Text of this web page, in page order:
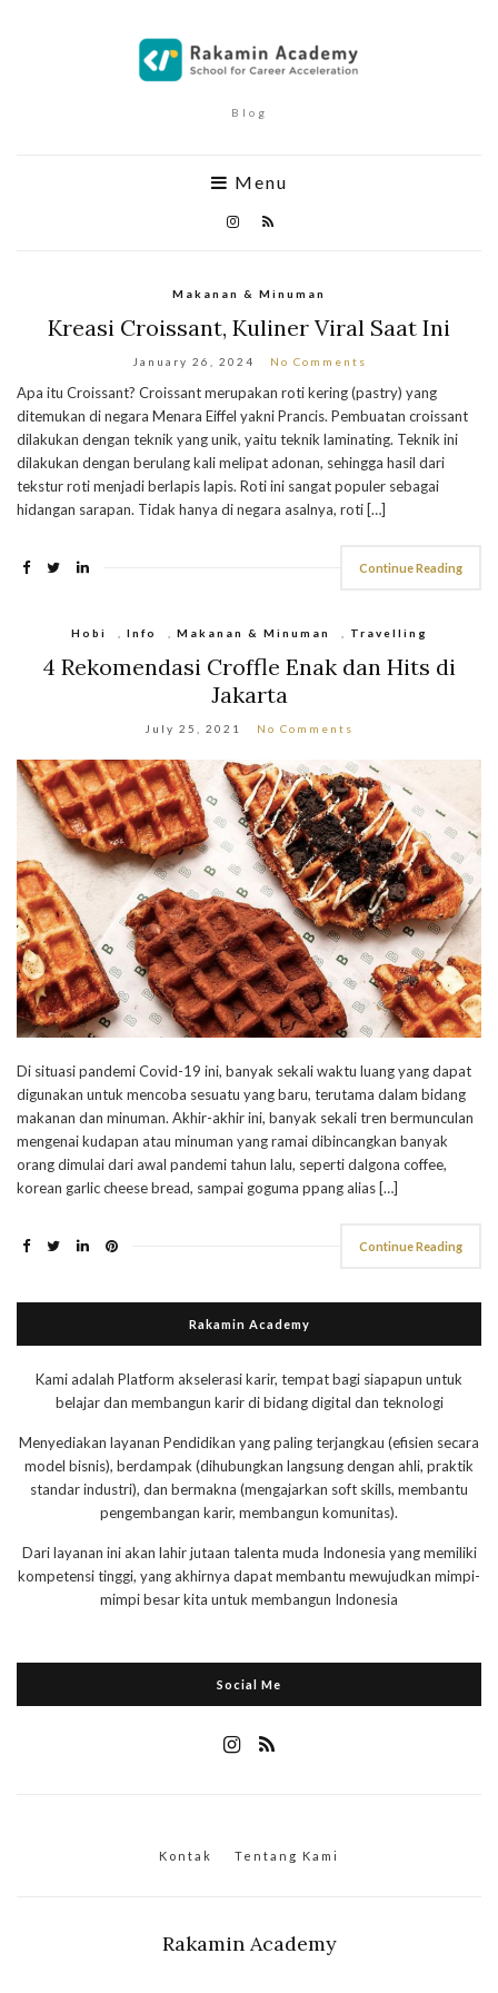
Blog
Menu
Makanan & Minuman
Kreasi Croissant, Kuliner Viral Saat Ini
January 26, 2024 No Comments
Apa itu Croissant? Croissant merupakan roti kering (pastry) yang
ditemukan di negara Menara Eiffel yakni Prancis. Pembuatan croissant
dilakukan dengan teknik yang unik, yaitu teknik laminating. Teknik ini
dilakukan dengan berulang kali melipat adonan, sehingga hasil dari
tekstur roti menjadi berlapis lapis. Roti ini sangat populer sebagai
hidangan sarapan. Tidak hanya di negara asalnya, roti […]
Continue Reading
Hobi Info Makanan & Minuman Travelling
4 Rekomendasi Croffle Enak dan Hits di
Jakarta
July 25, 2021 No Comments
Di situasi pandemi Covid-19 ini, banyak sekali waktu luang yang dapat
digunakan untuk mencoba sesuatu yang baru, terutama dalam bidang
makanan dan minuman. Akhir-akhir ini, banyak sekali tren bermunculan
mengenai kudapan atau minuman yang ramai dibincangkan banyak
orang dimulai dari awal pandemi tahun lalu, seperti dalgona coffee,
korean garlic cheese bread, sampai goguma ppang alias […]
Continue Reading
Rakamin Academy
Kami adalah Platform akselerasi karir, tempat bagi siapapun untuk
belajar dan membangun karir di bidang digital dan teknologi
Menyediakan layanan Pendidikan yang paling terjangkau (efisien secara
model bisnis), berdampak (dihubungkan langsung dengan ahli, praktik
standar industri), dan bermakna (mengajarkan soft skills, membantu
pengembangan karir, membangun komunitas).
Dari layanan ini akan lahir jutaan talenta muda Indonesia yang memiliki
kompetensi tinggi, yang akhirnya dapat membantu mewujudkan mimpi-
mimpi besar kita untuk membangun Indonesia
Social Me
Kontak Tentang Kami
Rakamin Academy